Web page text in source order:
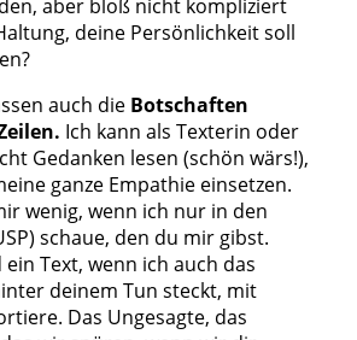
aber bloß nicht kompliziert
deine Persönlichkeit soll
auch die Botschaften
Ich kann als Texterin oder
Gedanken lesen (schön wärs!),
ganze Empathie einsetzen.
wenig, wenn ich nur in den
schaue, den du mir gibst.
Text, wenn ich auch das
deinem Tun steckt, mit
Das Ungesagte, das